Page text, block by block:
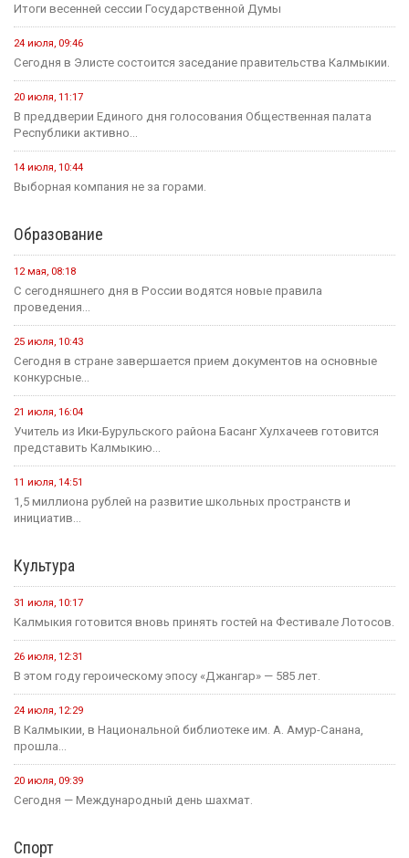
Итоги весенней сессии Государственной Думы
24 июля, 09:46
Сегодня в Элисте состоится заседание правительства Калмыкии.
20 июля, 11:17
В преддверии Единого дня голосования Общественная палата
Республики активно...
14 июля, 10:44
Выборная компания не за горами.
Образование
12 мая, 08:18
С сегодняшнего дня в России водятся новые правила
проведения...
25 июля, 10:43
Сегодня в стране завершается прием документов на основные
конкурсные...
21 июля, 16:04
Учитель из Ики-Бурульского района Басанг Хулхачеев готовится
представить Калмыкию...
11 июля, 14:51
1,5 миллиона рублей на развитие школьных пространств и
инициатив...
Культура
31 июля, 10:17
Калмыкия готовится вновь принять гостей на Фестивале Лотосов.
26 июля, 12:31
В этом году героическому эпосу «Джангар» — 585 лет.
24 июля, 12:29
В Калмыкии, в Национальной библиотеке им. А. Амур-Санана,
прошла...
20 июля, 09:39
Сегодня — Международный день шахмат.
Спорт